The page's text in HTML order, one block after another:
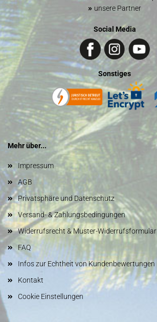
» unsere Partner
Social Media
Sonstiges
Mehr über...
Impressum
AGB
Privatsphäre und Datenschutz
Versand- & Zahlungsbedingungen
Widerrufsrecht & Muster-Widerrufsformular
FAQ
Infos zur Echtheit von Kundenbewertungen
Kontakt
Cookie Einstellungen